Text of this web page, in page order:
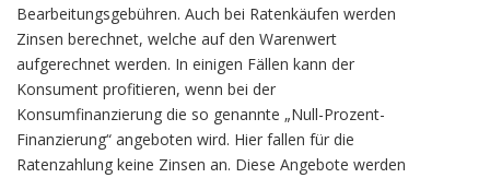
Bearbeitungsgebühren. Auch bei Ratenkäufen werden
Zinsen berechnet, welche auf den Warenwert
aufgerechnet werden. In einigen Fällen kann der
Konsument profitieren, wenn bei der
Konsumfinanzierung die so genannte „Null-Prozent-
Finanzierung“ angeboten wird. Hier fallen für die
Ratenzahlung keine Zinsen an. Diese Angebote werden